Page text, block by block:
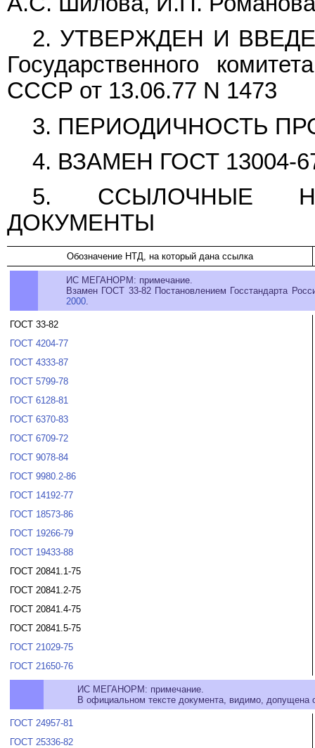
2. УТВЕРЖДЕН И
Государственного
СССР от 13.06.77 N 1473
3. ПЕРИОДИЧНОСТЬ
4. ВЗАМЕН ГОСТ 13004-
5. ССЫЛОЧНЫЕ
ДОКУМЕНТЫ
Обозначение НТД, на который дана ссылка
ИС МЕГАНОРМ: примечание.
Взамен ГОСТ 33-82 Постановлением Госстандарта
2000
ГОСТ 33-82
ГОСТ 4204-77
ГОСТ 4333-87
ГОСТ 5799-78
ГОСТ 6128-81
ГОСТ 6370-83
ГОСТ 6709-72
ГОСТ 9078-84
ГОСТ 9980.2-86
ГОСТ 14192-77
ГОСТ 18573-86
ГОСТ 19266-79
ГОСТ 19433-88
ГОСТ 20841.1-75
ГОСТ 20841.2-75
ГОСТ 20841.4-75
ГОСТ 20841.5-75
ГОСТ 21029-75
ГОСТ 21650-76
ИС МЕГАНОРМ: примечание.
В официальном тексте документа, видимо,
ГОСТ 24957-81
ГОСТ 25336-82